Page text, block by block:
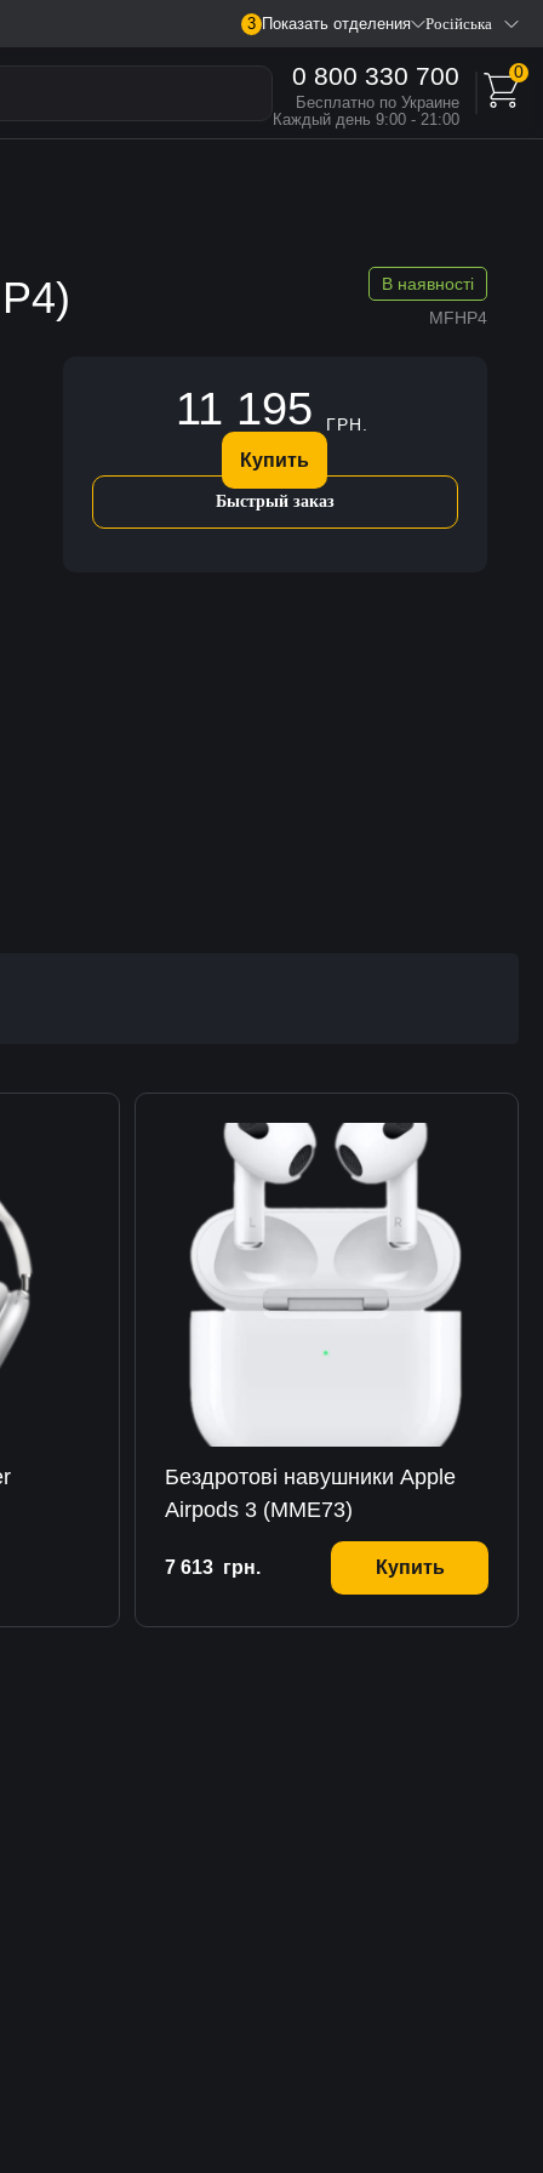
3 Показать отделения Російська
0 800 330 700
Бесплатно по Украине
Каждый день 9:00 - 21:00
0
MFHP4
В наявності
11 195 ГРН.
Купить
Быстрый заказ
Бездротові навушники Apple
Airpods 3 (MME73)
7 613 грн. Купить